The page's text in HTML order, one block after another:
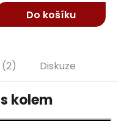
Do košíku
Diskuze
kolem